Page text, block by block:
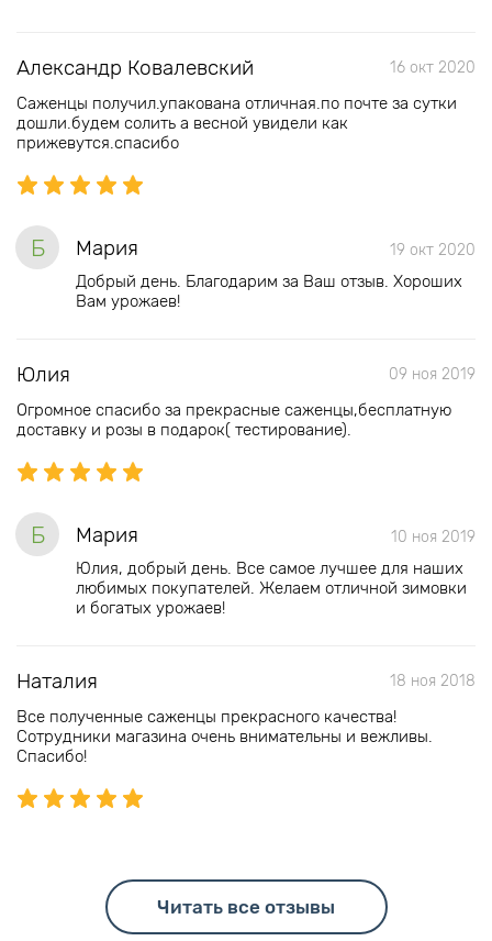
Александр Ковалевский 16 окт 2020
Саженцы получил.упакована отличная.по почте за сутки
дошли.будем солить а весной увидели как
прижевутся.спасибо
Б Мария 19 окт 2020
Добрый день. Благодарим за Ваш отзыв. Хороших
Вам урожаев!
Юлия 09 ноя 2019
Огромное спасибо за прекрасные саженцы,бесплатную
доставку и розы в подарок( тестирование).
Б Мария 10 ноя 2019
Юлия, добрый день. Все самое лучшее для наших
любимых покупателей. Желаем отличной зимовки
и богатых урожаев!
Наталия 18 ноя 2018
Все полученные саженцы прекрасного качества!
Сотрудники магазина очень внимательны и вежливы.
Спасибо!
Читать все отзывы